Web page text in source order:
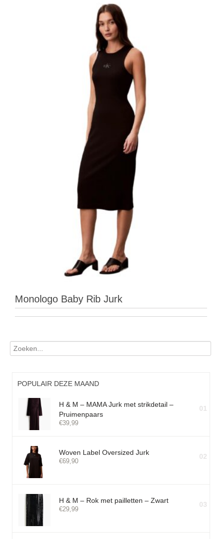
Monologo Baby Rib Jurk
POPULAIR DEZE MAAND
H & M – MAMA Jurk met strikdetail –
Pruimenpaars
€39,99
01
Woven Label Oversized Jurk
€69,90
02
H & M – Rok met pailletten – Zwart
€29,99
03